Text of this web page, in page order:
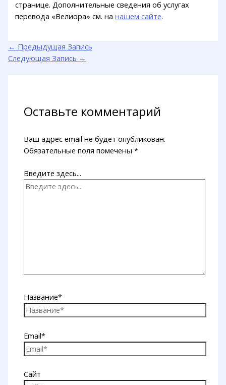
странице. Дополнительные сведения об услугах
перевода «Велиора» см. нанашем сайте.
← Предыдущая Запись
Следующая Запись →
Оставьте комментарий
Ваш адрес email не будет опубликован.
Обязательные поля помечены*
Введите здесь...
Название*
Email*
Сайт